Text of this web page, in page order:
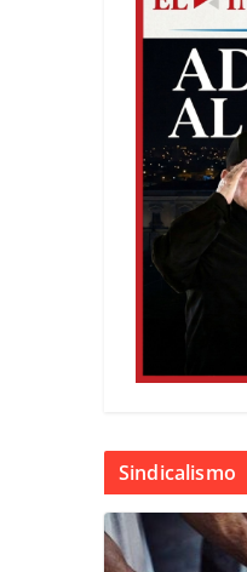
Sindicalismo